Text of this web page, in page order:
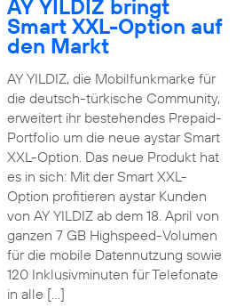
AY YILDIZ bringt
Smart XXL-Option auf
den Markt
AY YILDIZ, die Mobilfunkmarke für
die deutsch-türkische Community,
erweitert ihr bestehendes Prepaid-
Portfolio um die neue aystar Smart
XXL-Option. Das neue Produkt hat
es in sich: Mit der Smart XXL-
Option profitieren aystar Kunden
von AY YILDIZ ab dem 18. April von
ganzen 7 GB Highspeed-Volumen
für die mobile Datennutzung sowie
120 Inklusivminuten für Telefonate
in alle […]